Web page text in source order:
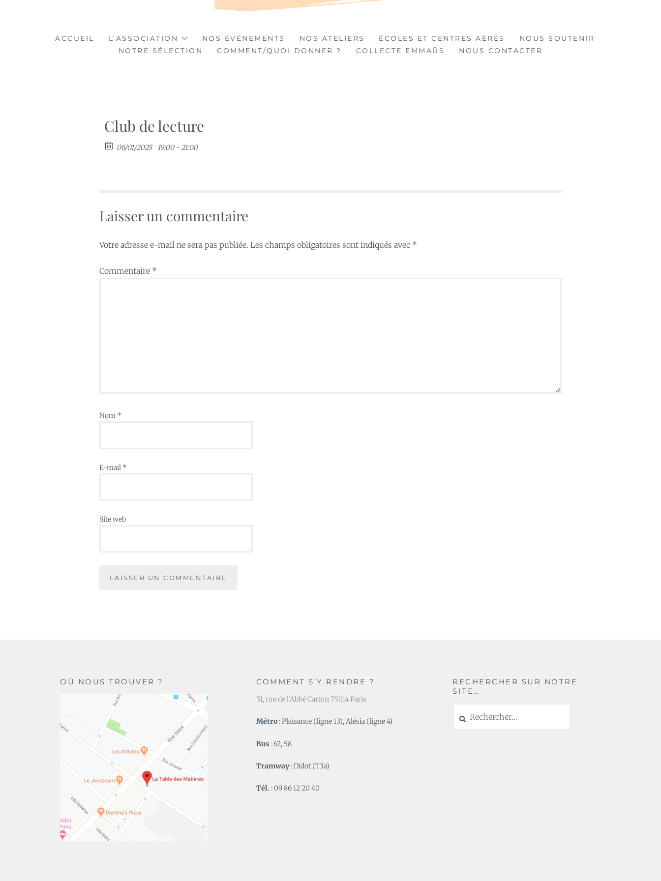
LA TABLE DES MATIÈRES
ACCUEIL L’ASSOCIATION NOS ÉVÉNEMENTS NOS ATELIERS ÉCOLES ET CENTRES AÉRÉS
NOUS SOUTENIR
NOTRE SÉLECTION
COMMENT/QUOI DONNER ? COLLECTE EMMAÜS NOUS CONTACTER
Club de lecture
06/01/2025 19:00 - 21:00
Laisser un commentaire
Votre adresse e-mail ne sera pas publiée. Les champs obligatoires sont indiqués avec *
Commentaire *
Nom *
E-mail *
Site web
OÙ NOUS TROUVER ? COMMENT S’Y RENDRE ?
51, rue de l’Abbé Carton 75014 Paris
Métro : Plaisance (ligne 13), Alésia (ligne 4)
Bus : 62, 58
Tramway: Didot (T3a)
Tél. : 09 86 12 20 40
RECHERCHER SUR NOTRE
SITE…